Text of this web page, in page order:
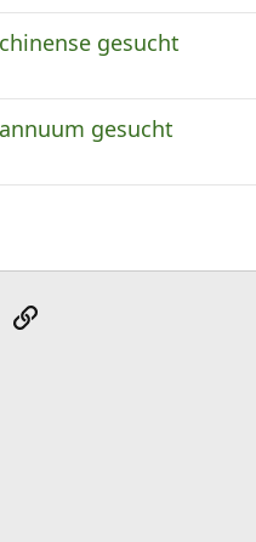
gesucht
gesucht
MailLink